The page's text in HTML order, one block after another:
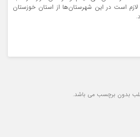
لازم است در این شهرستان‌ها از استان خوزستان
بدون برچسب می باشد.